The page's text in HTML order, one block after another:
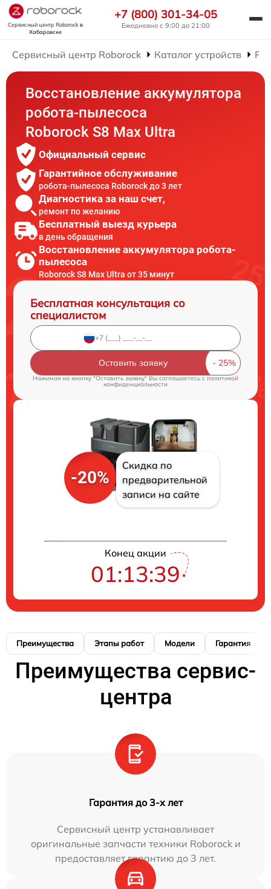
Сервисный центр Roborockв
Хабаровске
+7 (800) 301-34-05
Ежедневно с 9:00 до 21:00
Сервисный центр Roborock Каталог устройств
Восстановление аккумулятора
робота-пылесоса
Roborock S8 Max Ultra
Официальный сервис
Гарантийное обслуживание
робота-пылесоса Roborock до 3 лет
Диагностика за наш счет,
ремонт по желанию
Бесплатный выезд курьера
в день обращения
Восстановление аккумулятора робота-
пылесоса
Roborock S8 Max Ultra от 35 минут
Бесплатная консультация со
специалистом
Оставить заявку
Нажимая на кнопку "Оставить заявку" Вы соглашаетесь cполитикой
конфиденциальности
-20%
Скидка по
предварительной
записи на сайте
Конец акции
01:13:39
Преимущества Этапы работ Модели Гарантия
Преимущества сервис-
центра
Гарантия до 3-х лет
Сервисный центр устанавливает
оригинальные запчасти техники Roborock и
предоставляет гарантию до 3 лет.